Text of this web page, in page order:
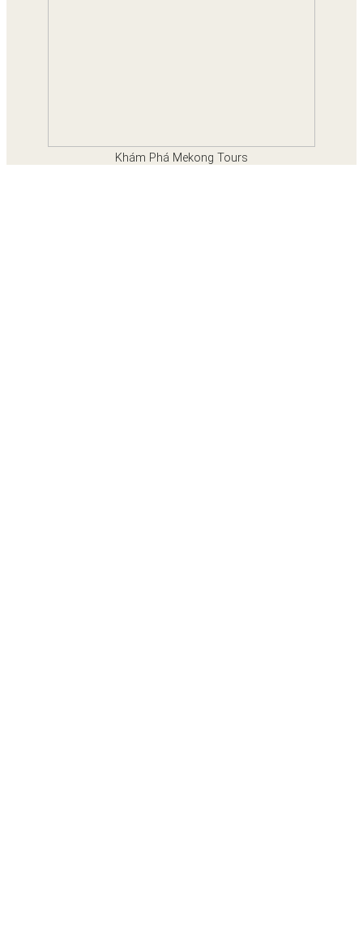
Khám Phá Mekong Tours